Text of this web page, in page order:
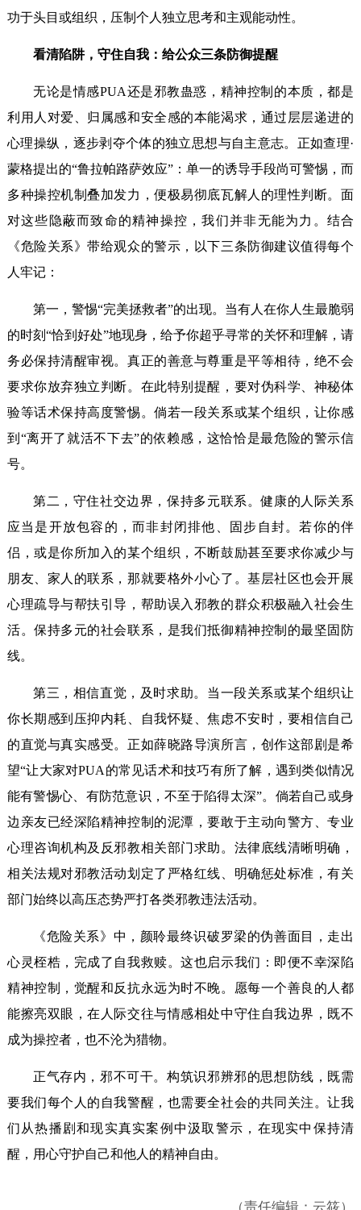
功于头目或组织，压制个人独立思考和主观能动性。
看清陷阱，守住自我：给公众三条防御提醒
无论是情感PUA还是邪教蛊惑，精神控制的本质，都是
利用人对爱、归属感和安全感的本能渴求，通过层层递进的
心理操纵，逐步剥夺个体的独立思想与自主意志。正如查理·
蒙格提出的“鲁拉帕路萨效应”：单一的诱导手段尚可警惕，而
多种操控机制叠加发力，便极易彻底瓦解人的理性判断。面
对这些隐蔽而致命的精神操控，我们并非无能为力。结合
《危险关系》带给观众的警示，以下三条防御建议值得每个
人牢记：
第一，警惕“完美拯救者”的出现。当有人在你人生最脆弱
的时刻“恰到好处”地现身，给予你超乎寻常的关怀和理解，请
务必保持清醒审视。真正的善意与尊重是平等相待，绝不会
要求你放弃独立判断。在此特别提醒，要对伪科学、神秘体
验等话术保持高度警惕。倘若一段关系或某个组织，让你感
到“离开了就活不下去”的依赖感，这恰恰是最危险的警示信
号。
第二，守住社交边界，保持多元联系。健康的人际关系
应当是开放包容的，而非封闭排他、固步自封。若你的伴
侣，或是你所加入的某个组织，不断鼓励甚至要求你减少与
朋友、家人的联系，那就要格外小心了。基层社区也会开展
心理疏导与帮扶引导，帮助误入邪教的群众积极融入社会生
活。保持多元的社会联系，是我们抵御精神控制的最坚固防
线。
第三，相信直觉，及时求助。当一段关系或某个组织让
你长期感到压抑内耗、自我怀疑、焦虑不安时，要相信自己
的直觉与真实感受。正如薛晓路导演所言，创作这部剧是希
望“让大家对PUA的常见话术和技巧有所了解，遇到类似情况
能有警惕心、有防范意识，不至于陷得太深”。倘若自己或身
边亲友已经深陷精神控制的泥潭，要敢于主动向警方、专业
心理咨询机构及反邪教相关部门求助。法律底线清晰明确，
相关法规对邪教活动划定了严格红线、明确惩处标准，有关
部门始终以高压态势严打各类邪教违法活动。
《危险关系》中，颜聆最终识破罗梁的伪善面目，走出
心灵桎梏，完成了自我救赎。这也启示我们：即便不幸深陷
精神控制，觉醒和反抗永远为时不晚。愿每一个善良的人都
能擦亮双眼，在人际交往与情感相处中守住自我边界，既不
成为操控者，也不沦为猎物。
正气存内，邪不可干。构筑识邪辨邪的思想防线，既需
要我们每个人的自我警醒，也需要全社会的共同关注。让我
们从热播剧和现实真实案例中汲取警示，在现实中保持清
醒，用心守护自己和他人的精神自由。